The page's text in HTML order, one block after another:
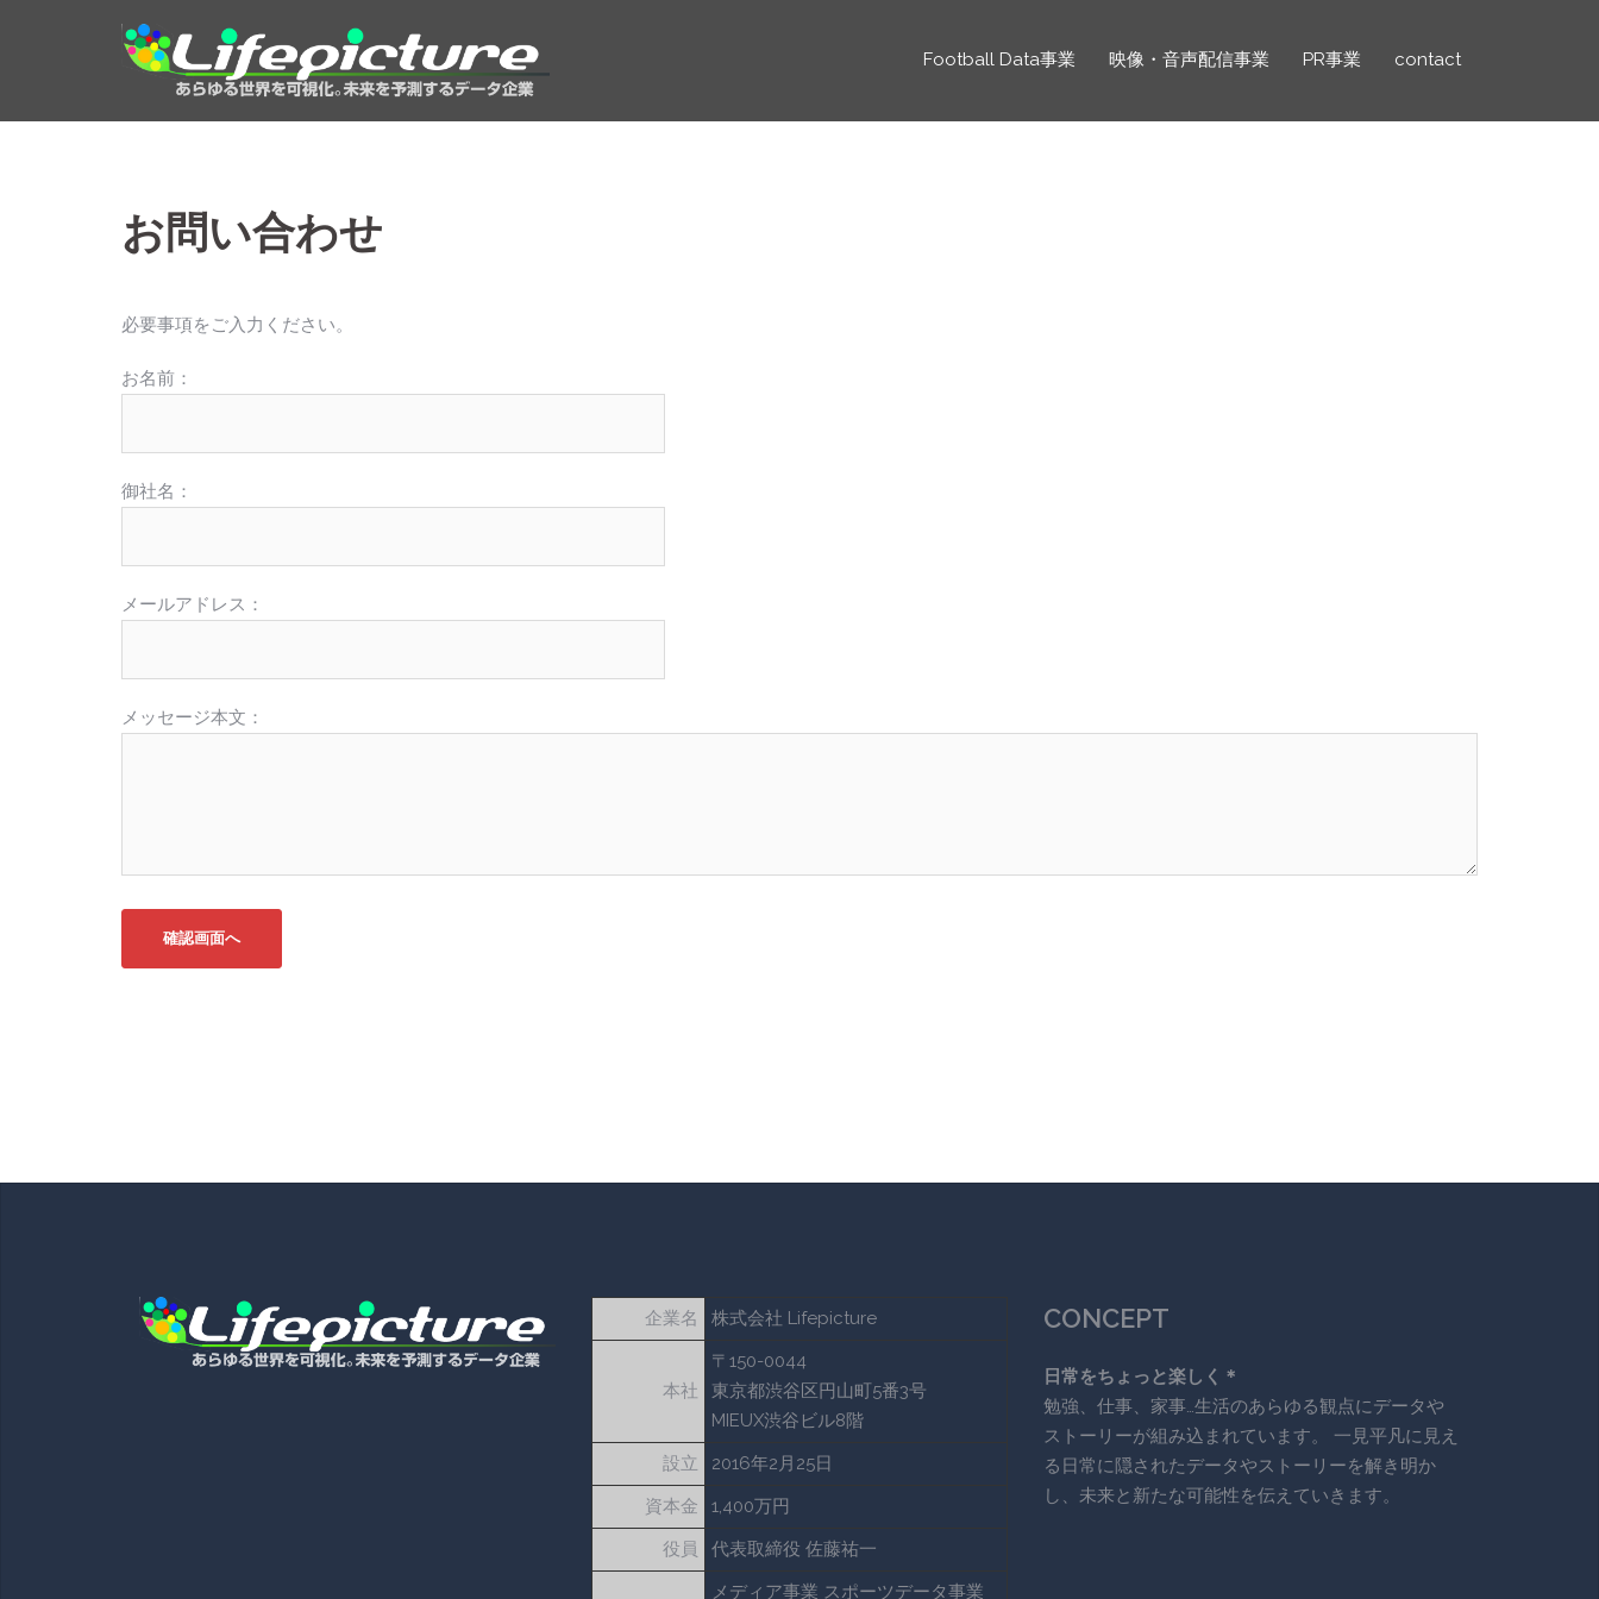
Football Data事業 映像・音声配信事業 PR事業 contact
お問い合わせ
必要事項をご入力ください。
お名前：
御社名：
メールアドレス：
メッセージ本文：
企業名 株式会社 Lifepicture
本社
〒150-0044
東京都渋谷区円山町5番3号
MIEUX渋谷ビル8階
設立
2016年2月25日
資本金
1,400万円
役員
代表取締役 佐藤祐一
メディア事業 スポーツデータ事業
CONCEPT
日常をちょっと楽しく＊
勉強、仕事、家事…生活のあらゆる観点にデータや
ストーリーが組み込まれています。 一見平凡に見え
る日常に隠されたデータやストーリーを解き明か
し、未来と新たな可能性を伝えていきます。